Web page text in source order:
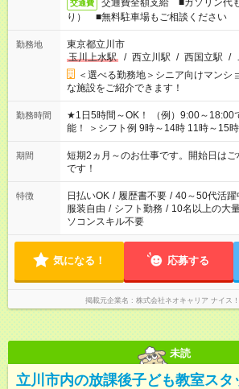
交通費
交通費全額支給 ■ガソリン代
り） ■無料駐車場もご相談ください
勤務地
東京都立川市
玉川上水駅
/ 西立川駅 / 西国立駅 /
＜選べる勤務地＞シニア向けマン
な施設をご紹介できます！
勤務時間
★1日5時間～OK！ （例）9:00～18:00
能！ ＞シフト例 9時～14時 11時～15
のご都合に合わせて勤務時間をご相談
でお休みや時間の調整が必要な場合も
い。
期間
短期2ヵ月～のお仕事です。開始日は
です！
特徴 日払いOK / 履歴書不要 / 40～50代活躍
服装自由 / シフト勤務 / 10名以上の大
ソコンスキル不要
気になる！ 応募する
掲載元企業名 株式会社ネオキャリア ナイス
未読
立川市内の放課後子ども教室スタ